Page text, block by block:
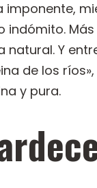
Más
Y
de los
y pura.